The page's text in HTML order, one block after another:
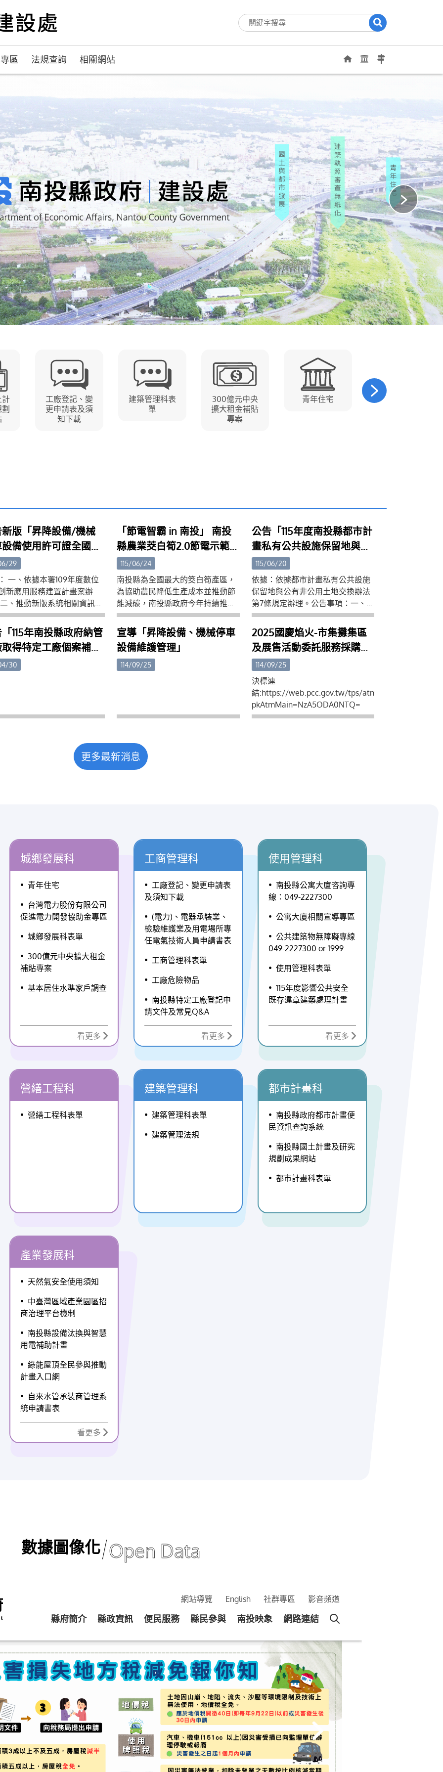
區 法規查詢 相關網站
計
工廠登記、變
更申請表及須
知下載
建築管理科表
單
300億元中央
擴大租金補貼
專案
青年住宅 產業園區
版「昇降設備/機械
備使用許可證全國連
系統」預定112年7月3
新舊版本系統雙軌運
、同年9月1日正式轉
一新版系統運行
29
一、依據本署109年度數位
新應用服務建置計畫案辦
、推動新版系統相關資訊如
一)正式操作網址：
cloudbm.cpami.gov.tw (二)
請操作教學：
reurl.cc/N04Zgm (三)主管
作訓練講義：
reurl.cc/aVLNKX (七)營建
降及機械設備許可證全國連線
請逕洽本署系統維護廠商（瑪
股份有限公司，（02）
5205，
營建署昇降及機械設備許可
國連線系統專業廠商社群」進
意見諮詢。
「節電智霸 in 南投」 南投
縣農業茭白筍2.0節電示範正
式開始
115/06/24
南投縣為全國最大的筊白筍產區，
為協助農民降低生產成本並推動節
能減碳，南投縣政府今年持續推動
「農業筊白筍2.0節電示範專區」計
畫，即日起開放申請至7月31日止，
歡迎縣內筊白筍農民、產銷班及學
術單位踴躍參與，共同打造低碳永
續農業環境。縣府表示，筊白筍冬
燈具，獲得良好成效，不僅有效降
低用電支出，也兼顧筊白筍品質與
產量。縣府於6月23日辦理的活動
幫助。部分示範案例更顯示，在專
業規劃配置下，可節省約三分之一
至三分之二的用電量。縣府指出，
慧科學的技術協助農友評估適合的
燈具數量及照明配置，在不影響作
物生長的前提下提升節電效益，讓
農民能將省下的電費轉化為實質收
益，提升產業競爭力，獨霸鰲頭。
歡迎縣內筊白筍農民及相關單位把
握機會申請。相關資訊可洽南投節
581235）或至南投市文化路78號1樓
公告「115年度南投縣都市計
畫私有公共設施保留地與公
有非公用土地交換」事宜。
115/06/20
依據：依據都市計畫私有公共設施
保留地與公有非公用土地交換辦法
第7條規定辦理。公告事項：一、
115年南投縣可供交換公有非公用土
地清冊（如附件一）。二、公告時
間：自中華民國115年6月15日起至
115年7月14日止，共計30日。三、
受理申請日期：自中華民國115年6
月15日起至115年7月14日止，共計
30日。四、 公告期間相關土地所有
權人可至本府建設處及各鄉鎮市公
所索取申請書表，檢具申請資料於
有效，如有不實願負法律責任。
(四)土地已設定他項權利，應檢附
他項權利人同意於辦理交換土地所
他項權利之同意書(格式如附件
三)。(五)土地已興建臨時建築使用
者，應檢附臨時建築物權利人同意
於勘查前自行拆除騰空之同意書(格
式如附件三)；其自願贈與公有者，
應檢附公有土地管理機關之同意
用、限制登記或有產權糾紛之切結
書(格式如附件四)。(七)持有年限未
滿十年。因繼承或配偶、直系血親
間之贈與而移轉者，其持有年限得
及土地登記異動索引。(八)其他應
備文件。
115年南投縣政府納管
得特定工廠個案補助
30
宣導「昇降設備、機械停車
設備維護管理」
114/09/25
2025國慶焰火-市集攤集區
及展售活動委託服務採購案
已決標，得標廠商係負責本
次攤集區設計、規劃、招
商...等
114/09/25
決標連
結:https://web.pcc.gov.tw/tps/atm/
pkAtmMain=NzA5ODA0NTQ=
更多最新消息
城鄉發展科
青年住宅
台灣電力股份有限公司
促進電力開發協助金專區
城鄉發展科表單
300億元中央擴大租金
補貼專案
基本居住水準家戶調查
看更多
工商管理科
工廠登記、變更申請表
及須知下載
(電力)、電器承裝業、
檢驗維護業及用電場所專
任電氣技術人員申請書表
工商管理科表單
工廠危險物品
南投縣特定工廠登記申
請文件及常見Q&A
看更多
使用管理科
南投縣公寓大廈咨詢專
線：049-2227300
公寓大廈相關宣導專區
公共建築物無障礙專線
049-2227300 or 1999
使用管理科表單
115年度影響公共安全
既存違章建築處理計畫
看更多
營繕工程科
營繕工程科表單
建築管理科
建築管理科表單
建築管理法規
都市計畫科
南投縣政府都市計畫便
民資訊查詢系統
南投縣國土計畫及研究
規劃成果網站
都市計畫科表單
產業發展科
天然氣安全使用須知
中臺灣區域產業園區招
商治理平台機制
南投縣設備汰換與智慧
用電補助計畫
綠能屋頂全民參與推動
計畫入口網
自來水管承裝商管理系
統申請書表
看更多
數據圖像化 Open Data